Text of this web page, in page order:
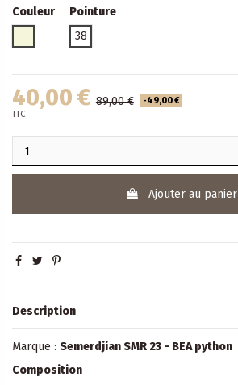
Couleur
Pointure
38
40,00 € 89,00 €
-49,00 €
TTC
Ajouter au panier
Description
Marque : Semerdjian SMR 23 - BEA python
Composition